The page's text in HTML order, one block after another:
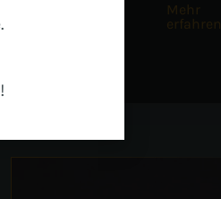
Mehr
erfahren